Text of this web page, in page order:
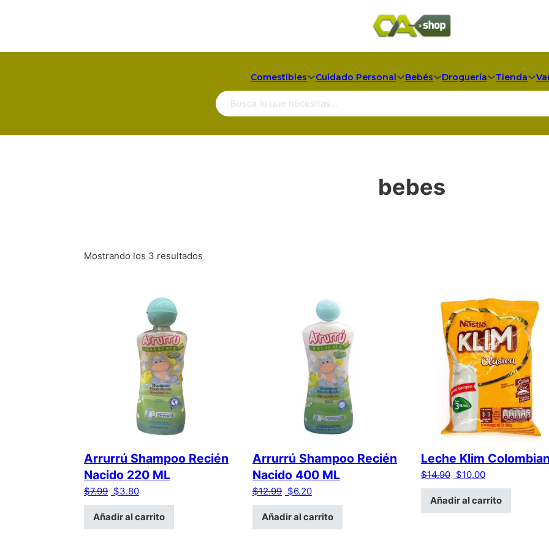
Comestibles Cuidado Personal Bebés Droguería Tienda
Buscar ...
bebes
Mostrando los 3 resultados
Arrurrú Shampoo Recién
Nacido 220 ML
$7.99 El precio original era: $7.99.
$3.80El precio actual es: $3.80.
Añadir al carrito
Arrurrú Shampoo Recién
Nacido 400 ML
$12.99 El precio original era: $12.99.
$6.20El precio actual es: $6.20.
Añadir al carrito
Leche Klim
$14.90 El precio original
$10.00El precio
Añadir al carrito